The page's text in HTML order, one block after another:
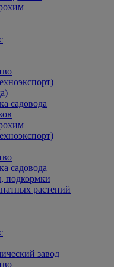
садовода
садовода
подкормки
растений
завод